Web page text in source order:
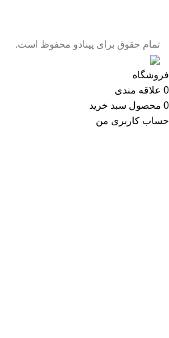
تمام حقوق برای پینادو محفوظ است.
فروشگاه
0 علاقه مندی
0 محصول سبد خرید
حساب کاربری من